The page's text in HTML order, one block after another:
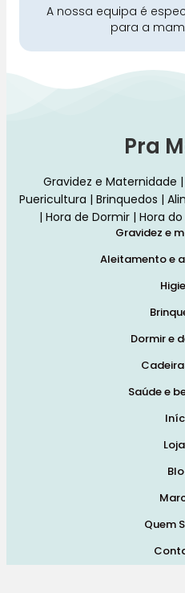
A nossa equipa é
para a
Pra
Gravidez e Maternidade
Puericultura | Brinquedos |
| Hora de Dormir | Hora
Gravidez e
Aleitamento e
Dormir e
Saúde e
Loja
Quem